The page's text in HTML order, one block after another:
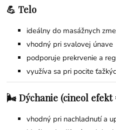
💪 Telo
ideálny do masážnych
vhodný pri svalovej únave
podporuje prekrvenie a
využíva sa pri pocite
🌬️ Dýchanie (cineol efekt
vhodný pri nachladnutí a